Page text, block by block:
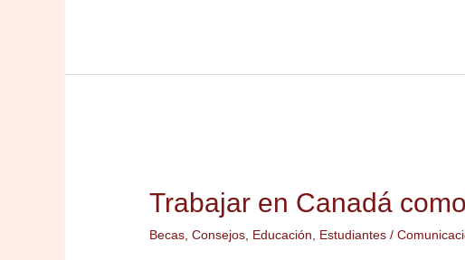
Trabajar en Canadá
Becas ,Consejos Educación Estudiantes /
Canadá